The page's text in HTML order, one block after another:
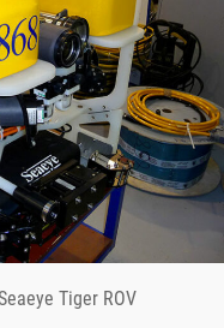
Tiger ROV